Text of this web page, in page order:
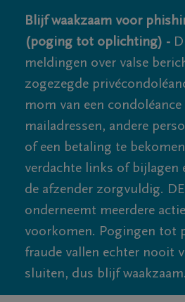
Blijf waakzaam voor
(poging tot oplichting) -
meldingen over valse
zogezegde
mom van een
mailadressen, andere
of een betaling te
verdachte links of bijlagen
de afzender zorgvuldig.
onderneemt meerdere
voorkomen. Pogingen tot
fraude vallen echter nooit
sluiten, dus blijf waakzaam.